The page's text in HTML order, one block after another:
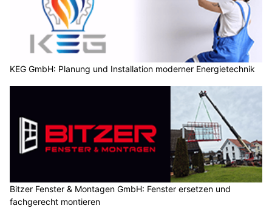
KEG GmbH: Planung und Installation moderner Energietechnik
Bitzer Fenster & Montagen GmbH: Fenster ersetzen und
fachgerecht montieren